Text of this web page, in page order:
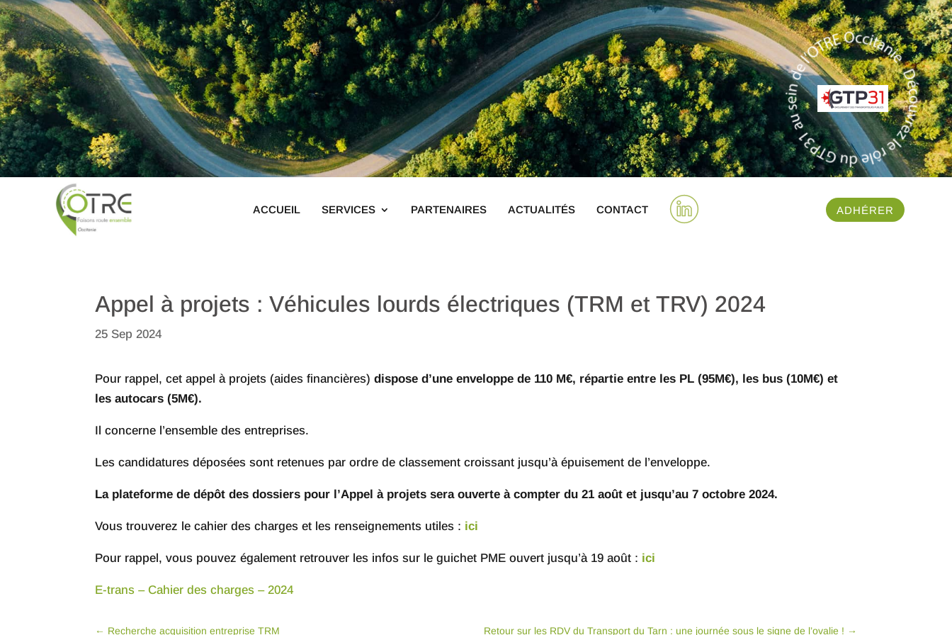
ACCUEIL SERVICES PARTENAIRES ACTUALITÉS CONTACT ADHÉRER
Appel à projets : Véhicules lourds électriques (TRM et TRV) 2024
25 Sep 2024
Pour rappel, cet appel à projets (aides financières)dispose d’une enveloppe de 110 M€, répartie entre les PL (95M€), les bus (10M€) et
les autocars (5M€).
Il concerne l’ensemble des entreprises.
Les candidatures déposées sont retenues par ordre de classement croissant jusqu’à épuisement de l’enveloppe.
La plateforme de dépôt des dossiers pour l’Appel à projets sera ouverte à compter du 21 août et jusqu’au 7 octobre 2024.
Vous trouverez le cahier des charges et les renseignements utiles : ici
Pour rappel, vous pouvez également retrouver les infos sur le guichet PME ouvert jusqu’à 19 août : ici
E-trans – Cahier des charges – 2024
← Recherche acquisition entreprise TRM Retour sur les RDV du Transport du Tarn : une journée sous le signe de l’ovalie ! →